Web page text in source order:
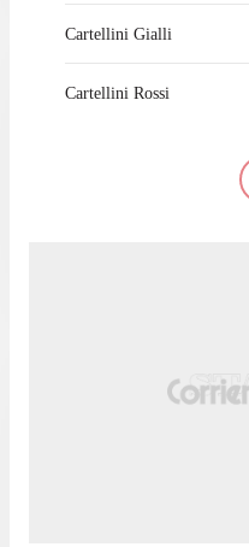
Cartellini Gialli
Cartellini Rossi